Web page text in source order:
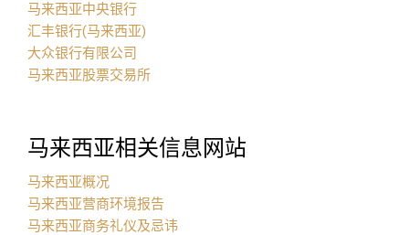
马来西亚中央银行
汇丰银行(马来西亚)
大众银行有限公司
马来西亚股票交易所
马来西亚相关信息网站
马来西亚概况
马来西亚营商环境报告
马来西亚商务礼仪及忌讳